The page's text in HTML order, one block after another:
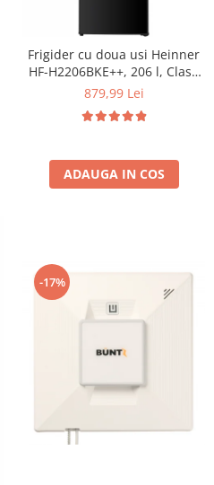
Frigider cu doua usi Heinner
HF-H2206BKE++, 206 l, Clasa
E, lumina LED, 3 rafturi de
879,99 Lei
ADAUGA IN COS
-17%